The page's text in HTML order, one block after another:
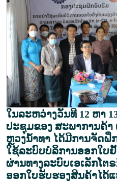
ໃນລະຫວ່າງວັນທີ 12 ຫາ
ປະຊຸມຂອງ ສະພາການຄ້
ຫຼວງນ້ຳທາ ໄດ້ມີການຈັດຝຶ
ໃຊ້ລະບົບບໍລິການອອກໃບ
ຜ່ານທາງລະບົບເອເລັກໂຕ
ອອກໃບຮັບຮອງສິນຄ້າໄດ້ແ